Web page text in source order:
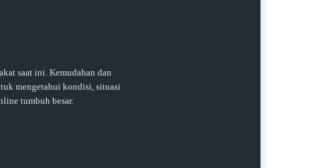
saat ini. Kemudahan dan
mengetahui kondisi, situasi
tumbuh besar.